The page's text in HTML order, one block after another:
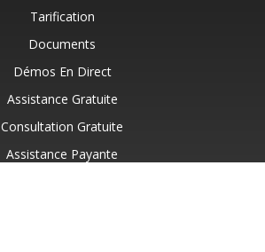
Tarification
Documents
Démos En Direct
Assistance Gratuite
Consultation Gratuite
Assistance Payante